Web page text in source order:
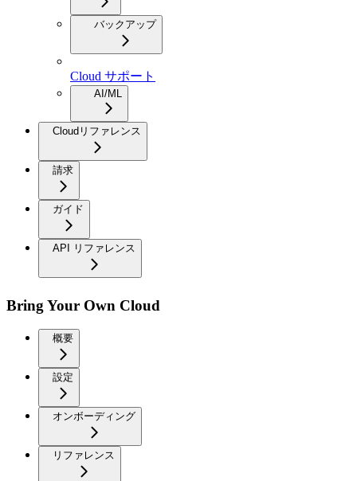
バックアップ
Cloud サポート
AI/ML
Cloudリファレンス
請求
ガイド
API リファレンス
Bring Your Own Cloud
概要
設定
オンボーディング
リファレンス